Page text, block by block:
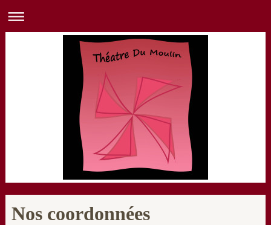
Nos coordonnées